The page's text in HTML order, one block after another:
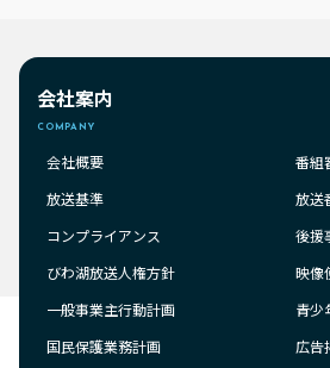
会社案内
COMPANY
会社概要
放送基準
コンプライアンス
びわ湖放送人権方針
一般事業主行動計画
国民保護業務計画
番組
放送
後援
映像
青少
広告